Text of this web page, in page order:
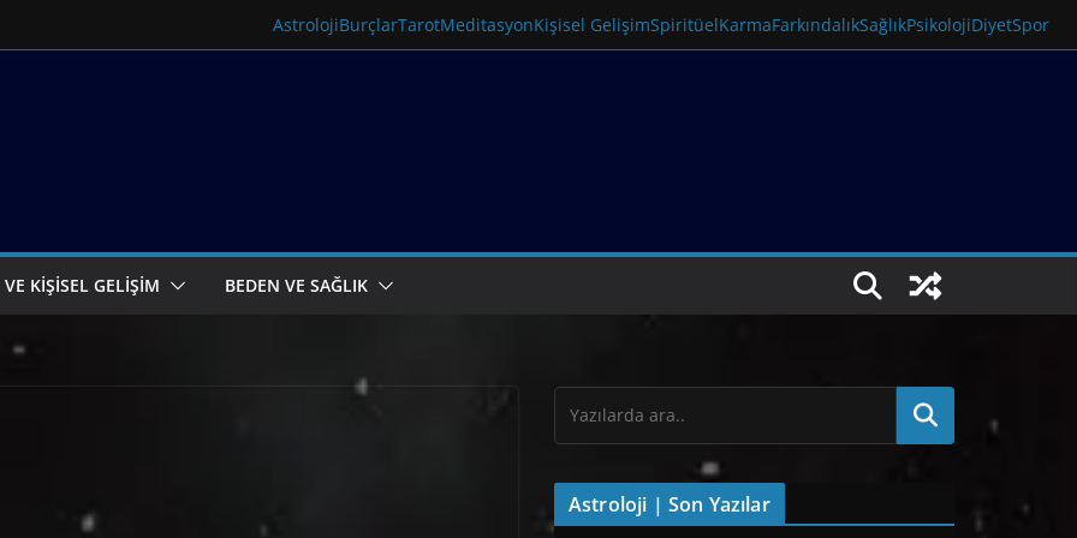
AstrolojiBurçlarTarotMeditasyonKişisel GelişimSpiritüelKarmaFarkındalıkSağlıkPsikolojiDiyetSpor
KİŞİSEL GELİŞİM BEDEN VE SAĞLIK
Astroloji | Son Yazılar